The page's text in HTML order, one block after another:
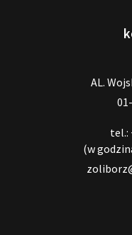
AL.
tel.:
(w